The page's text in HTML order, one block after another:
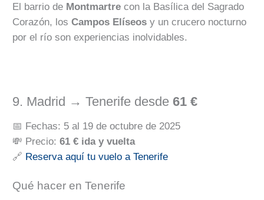
El barrio de Montmartre con la Basílica del Sagrado
Corazón, los Campos Elíseos y un crucero nocturno
por el río son experiencias inolvidables.
9. Madrid → Tenerife desde 61 €
📅 Fechas: 5 al 19 de octubre de 2025
💸 Precio: 61 € ida y vuelta
🔗 Reserva aquí tu vuelo a Tenerife
Qué hacer en Tenerife